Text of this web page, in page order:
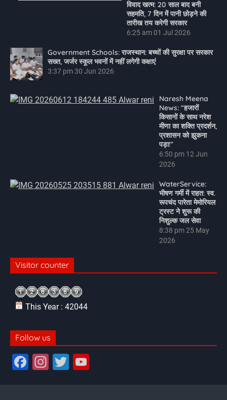
विवाद खत्म: 20 साल बाद बनी
सहमति, 7 दिन में पानी छोड़ने की
तारीख तय करेगी सरकार
6:25 am 01 Jul 2026
Government Schools: राजस्थान: बच्चों की सुरक्षा पर सरकार
सख्त, जर्जर स्कूल भवनों में नहीं लगेगी कक्षाएं
3:37 pm30 Jun 2026
Naresh Meena
News: “हजारों
किसानों के साथ नरेश
मीणा का शक्ति प्रदर्शन,
प्रशासन को झुकना
पड़ा!”
6:50 pm 12 Jun
2026
WaterService:
भीषण गर्मी में राहत: स्व.
रूपचंद पारेता मेमोरियल
ट्रस्ट ने शुरू की
निशुल्क जल सेवा
8:38 pm25 May
2026
Visitor counter
This Year : 42044
Follow us
F
In T